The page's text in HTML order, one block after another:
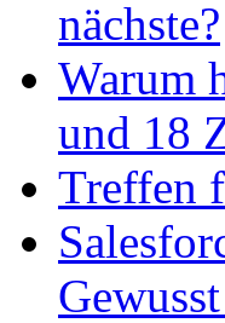
nächste?
Warum
und 18
Treffen